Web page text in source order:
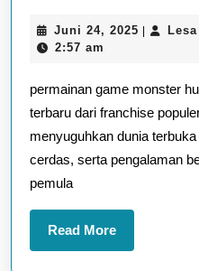
Juni 24, 2025 Juni
|
2:57 am
permainan game monster
terbaru dari franchise
menyuguhkan dunia
cerdas, serta pengalaman
pemula
Read MoreRead
More